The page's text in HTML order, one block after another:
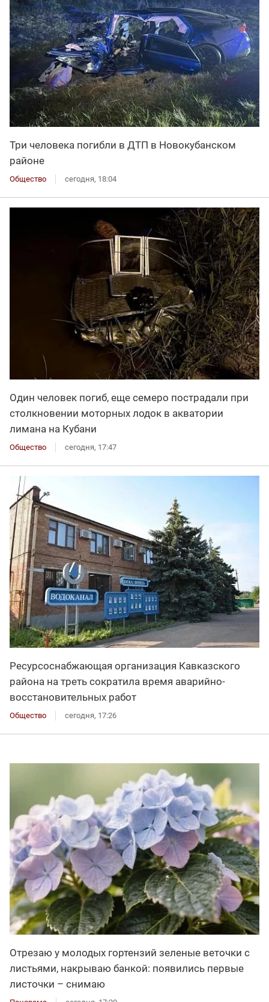
Три человека погибли в ДТП в Новокубанском
районе
Общество сегодня, 18:04
Один человек погиб, еще семеро пострадали при
столкновении моторных лодок в акватории
лимана на Кубани
Общество сегодня, 17:47
Ресурсоснабжающая организация Кавказского
района на треть сократила время аварийно-
восстановительных работ
Общество сегодня, 17:26
Отрезаю у молодых гортензий зеленые веточки с
листьями, накрываю банкой: появились первые
листочки – снимаю